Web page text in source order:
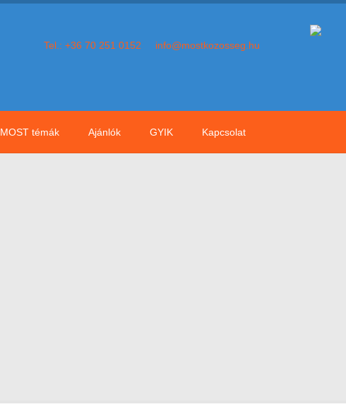
Tel.: +36 70 251 0152 info@mostkozosseg.hu
MOST témák Ajánlók GYIK Kapcsolat